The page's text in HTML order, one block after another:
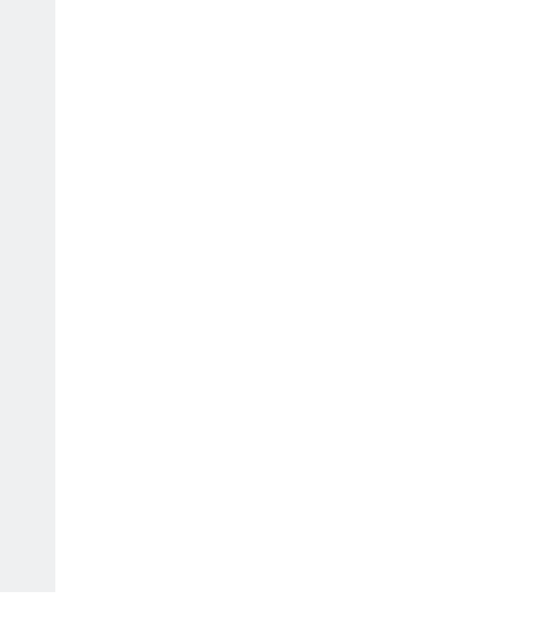
+
+++
| +
+-++
| +
+++
+
+
+++
| +
+-++
| +
+
+++
| +
+-++
| +
+++
+
| +
+-++
| +
+
+++
+ | +